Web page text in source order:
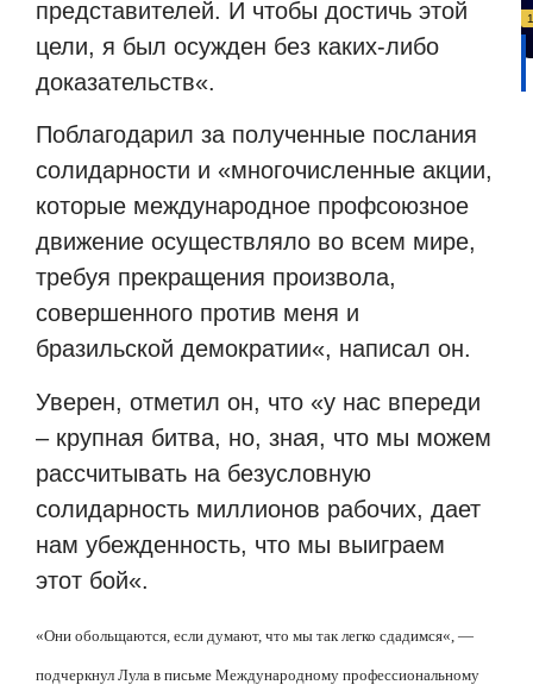
представителей. И чтобы достичь этой
цели, я был осужден без каких-либо
доказательств«.
Поблагодарил за полученные послания
солидарности и «многочисленные акции,
которые международное профсоюзное
движение осуществляло во всем мире,
требуя прекращения произвола,
совершенного против меня и
бразильской демократии«, написал он.
Уверен, отметил он, что «у нас впереди
– крупная битва, но, зная, что мы можем
рассчитывать на безусловную
солидарность миллионов рабочих, дает
нам убежденность, что мы выиграем
этот бой«.
«Они обольщаются, если думают, что мы так легко сдадимся«, —
подчеркнул Лула в письме Международному профессиональному